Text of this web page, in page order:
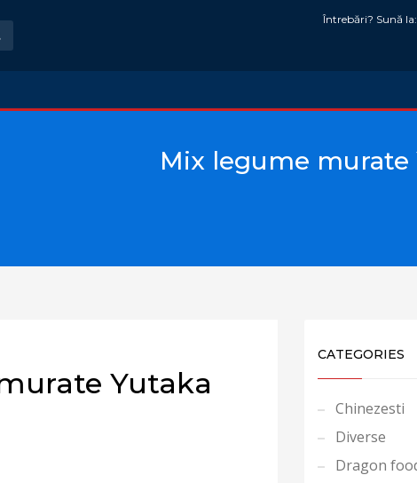
Întrebări? Sună la:
Mix legume murate
Yutaka
CATEGORIES
Chinezesti
Diverse
Dragon